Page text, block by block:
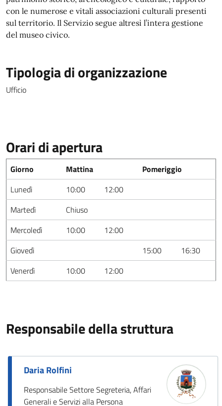
con le numerose e vitali associazioni culturali presenti
sul territorio. Il Servizio segue altresì l’intera gestione
del museo civico.
Tipologia di organizzazione
Ufficio
Orari di apertura
Giorno Mattina
Pomeriggio
Lunedì
10:00
12:00
Martedì
Chiuso
Mercoledì
10:00
12:00
Giovedì
15:00
16:30
Venerdì
10:00 12:00
Responsabile della struttura
Daria Rolfini
Responsabile Settore Segreteria, Affari
Generali e Servizi alla Persona